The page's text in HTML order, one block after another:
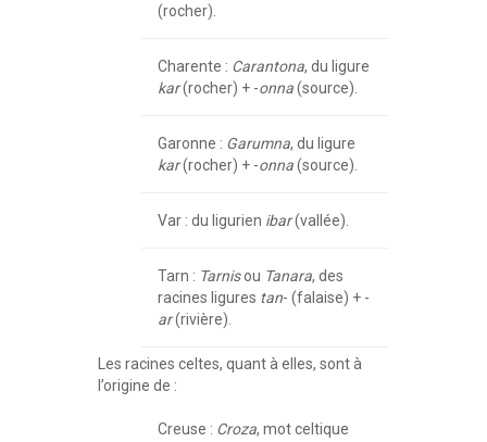
(rocher).
Charente : Carantona, du ligure
kar(rocher) + -onna(source).
Garonne : Garumna, du ligure
kar(rocher) + -onna(source).
Var : du ligurien ibar(vallée).
Tarn : Tarnisou Tanara, des
racines ligures tan- (falaise) + -
ar(rivière).
Les racines celtes, quant à elles, sont à
l’origine de :
Creuse : Croza, mot celtique